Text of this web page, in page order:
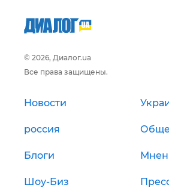
© 2026, Диалог.ua
Все права защищены.
Новости
россия
Блоги
Шоу-Биз